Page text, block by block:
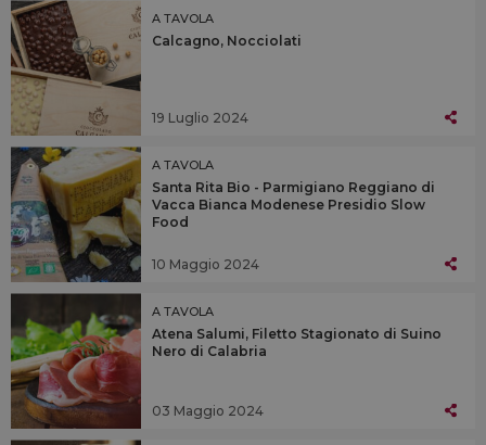
A TAVOLA
Calcagno, Nocciolati
19 Luglio 2024
A TAVOLA
Santa Rita Bio - Parmigiano Reggiano di
Vacca Bianca Modenese Presidio Slow
Food
10 Maggio 2024
A TAVOLA
Atena Salumi, Filetto Stagionato di Suino
Nero di Calabria
03 Maggio 2024